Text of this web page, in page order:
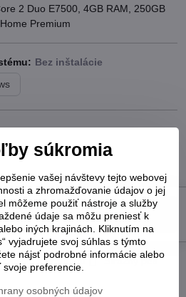
2 Duo E7500, 4GB RAM, 250GB
Premium
Do košíka
Otázka k produktu
Strážny pes
súkromia
vašej návštevy tejto webovej
a zhromažďovanie údajov o jej
môžeme použiť nástroje a služby
údaje sa môžu preniesť k
iných krajinách. Kliknutím na
vyjadrujete svoj súhlas s týmto
nájsť podrobné informácie alebo
preferencie.
osobných údajov